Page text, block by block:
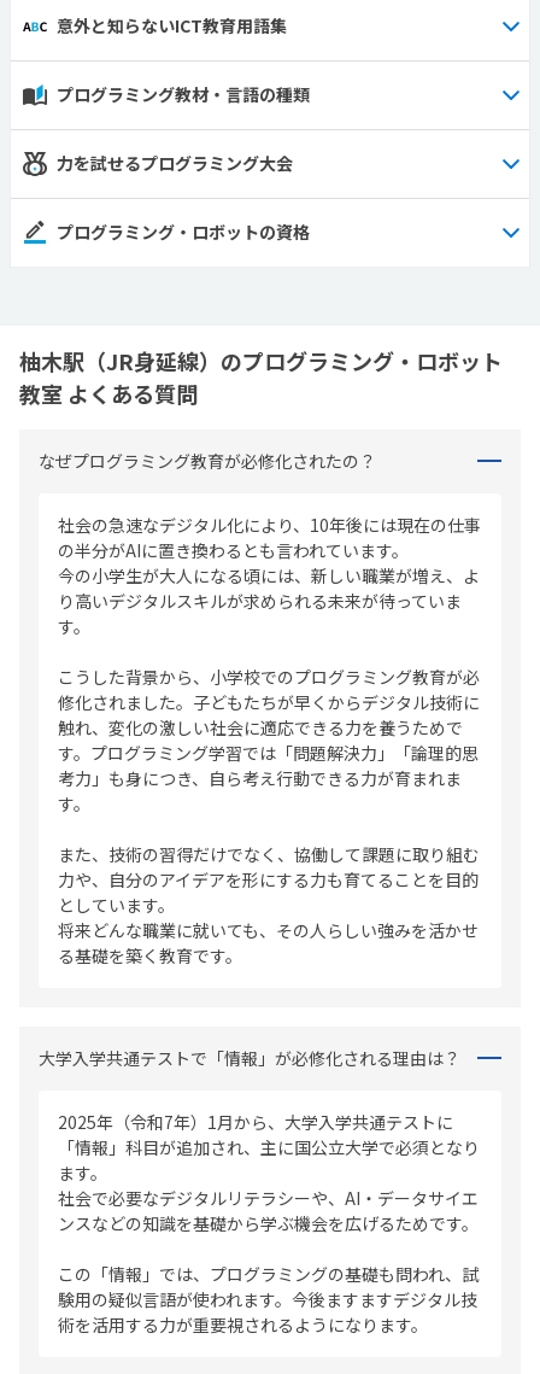
意外と知らないICT教育用語集
プログラミング教材・言語の種類
力を試せるプログラミング大会
プログラミング・ロボットの資格
柚木駅（JR身延線）のプログラミング・ロボット
教室 よくある質問
なぜプログラミング教育が必修化されたの？
社会の急速なデジタル化により、10年後には現在の仕事
の半分がAIに置き換わるとも言われています。
今の小学生が大人になる頃には、新しい職業が増え、よ
り高いデジタルスキルが求められる未来が待っていま
す。
こうした背景から、小学校でのプログラミング教育が必
修化されました。子どもたちが早くからデジタル技術に
触れ、変化の激しい社会に適応できる力を養うためで
す。プログラミング学習では「問題解決力」「論理的思
考力」も身につき、自ら考え行動できる力が育まれま
す。
また、技術の習得だけでなく、協働して課題に取り組む
力や、自分のアイデアを形にする力も育てることを目的
としています。
将来どんな職業に就いても、その人らしい強みを活かせ
る基礎を築く教育です。
大学入学共通テストで「情報」が必修化される理由は？
2025年（令和7年）1月から、大学入学共通テストに
「情報」科目が追加され、主に国公立大学で必須となり
ます。
社会で必要なデジタルリテラシーや、AI・データサイエ
ンスなどの知識を基礎から学ぶ機会を広げるためです。
この「情報」では、プログラミングの基礎も問われ、試
験用の疑似言語が使われます。今後ますますデジタル技
術を活用する力が重要視されるようになります。